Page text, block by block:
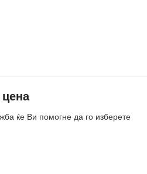
цена
ќе Ви помогне да го изберете